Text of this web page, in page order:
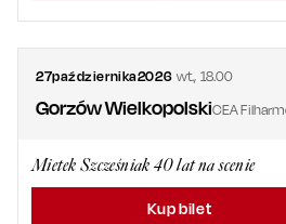
27października2026 wt.,18.00
Gorzów WielkopolskiCEA
Mietek Szcześniak 40 lat na scenie
Kup bilet